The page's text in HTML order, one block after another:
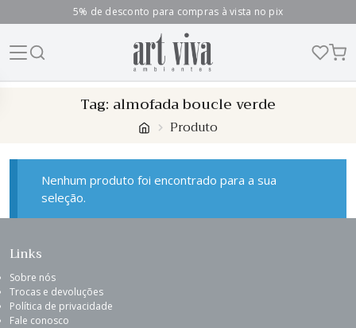
5% de desconto para compras à vista no pix
Tag: almofada boucle verde
Produto
Nenhum produto foi encontrado para a sua
seleção.
Links
Sobre nós
Trocas e devoluções
Política de privacidade
Fale conosco